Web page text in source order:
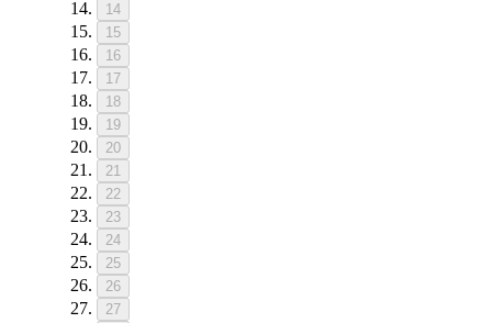
14
15
16
17
18
19
20
21
22
23
24
25
26
27